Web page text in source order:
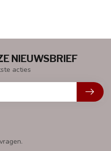
NIEUWSBRIEF
acties